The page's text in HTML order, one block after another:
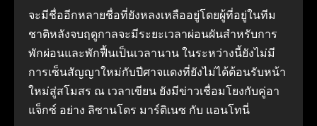
จะมีชื่ออีกหลายชื่อที่ยังหลงเหลืออยู่โดยผู้ที่อยู่ในทีม
ชาติหลังจบฤดูกาลจะมีระยะเวลาผ่อนผันสําหรับการ
พักผ่อนและพักฟื้นเป็นเวลานาน ในระหว่างนี้ยังไม่มี
การเซ็นสัญญาใหม่กับปีศาจแดงที่ยังไม่ได้ต้อนรับหน้า
ใหม่สู่สโมสร ณ เวลาเขียน ยังมีข่าวเชื่อมโยงกับคู่อา
แจ็กซ์ อย่าง ลิซานโดร มาร์ติเนซ กับ แอนโทนี่